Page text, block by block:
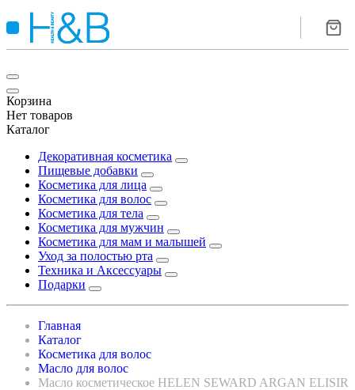
Корзина
Нет товаров
Каталог
Декоративная косметика
Пищевые добавки
Косметика для лица
Косметика для волос
Косметика для тела
Косметика для мужчин
Косметика для мам и малышей
Уход за полостью рта
Техника и Аксессуары
Подарки
Главная
Каталог
Косметика для волос
Масло для волос
Масло косметическое HELEN SEWARD ARGAN ELISIR